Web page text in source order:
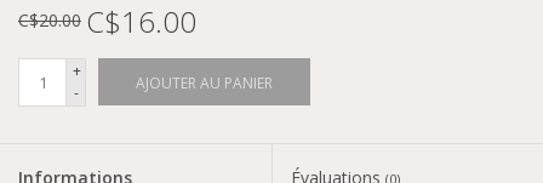
C$20.00 C$16.00
+
-
AJOUTER AU PANIER
Informations Évaluations (0)